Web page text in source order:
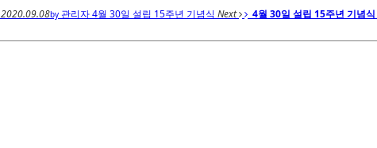
2020.09.08by 관리자4월 30일 설립 15주년 기념식 Next 4월 30일 설립 15주년 기념식